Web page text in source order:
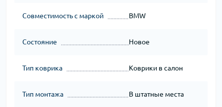
Совместимость с маркой BMW
Состояние Новое
Тип коврика Коврики в салон
Тип монтажа В штатные места